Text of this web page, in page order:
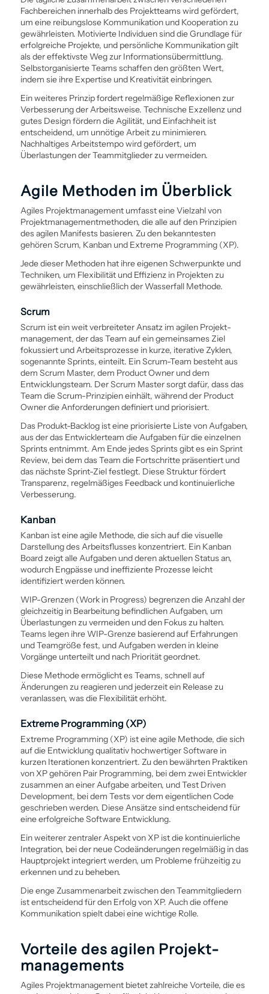
Fachbereichen innerhalb des Projektteams wird gefördert,
um eine reibungslose Kommunikation und Kooperation zu
gewährleisten. Motivierte Individuen sind die Grundlage für
erfolgreiche Projekte, und persönliche Kommunikation gilt
als der effektivste Weg zur Informationsübermittlung.
Selbstorganisierte Teams schaffen den größten Wert,
indem sie ihre Expertise und Kreativität einbringen.
Ein weiteres Prinzip fordert regelmäßige Reflexionen zur
Verbesserung der Arbeits­weise. Technische Exzellenz und
gutes Design fördern die Agilität, und Einfachheit ist
entscheidend, um unnötige Arbeit zu minimieren.
Nachhaltiges Arbeitstempo wird gefördert, um
Überlastungen der Teammitglieder zu vermeiden.
Agile Methoden im Überblick
Agiles Projekt­management umfasst eine Vielzahl von
Projekt­managementmethoden, die alle auf den Prinzipien
des agilen Manifests basieren. Zu den bekanntesten
gehören Scrum, Kanban und Extreme Programming (XP).
Jede dieser Methoden hat ihre eigenen Schwerpunkte und
Techniken, um Flexibilität und Effizienz in Projekten zu
gewährleisten, einschließlich der Wasserfall Methode.
Scrum
Scrum ist ein weit verbreiteter Ansatz im agilen Projekt­
management, der das Team auf ein gemeinsames Ziel
fokussiert und Arbeits­prozesse in kurze, iterative Zyklen,
sogenannte Sprints, einteilt. Ein Scrum-Team besteht aus
dem Scrum Master, dem Product Owner und dem
Entwicklungsteam. Der Scrum Master sorgt dafür, dass das
Team die Scrum-Prinzipien einhält, während der Product
Owner die Anforderungen definiert und priorisiert.
Das Produkt-Backlog ist eine priorisierte Liste von Aufgaben,
aus der das Entwicklerteam die Aufgaben für die einzelnen
Sprints entnimmt. Am Ende jedes Sprints gibt es ein Sprint
Review, bei dem das Team die Fortschritte präsentiert und
das nächste Sprint-Ziel festlegt. Diese Struktur fördert
Transparenz, regelmäßiges Feedback und kontinuierliche
Verbesserung.
Kanban
Kanban ist eine agile Methode, die sich auf die visuelle
Darstellung des Arbeitsflusses konzentriert. Ein Kanban
Board zeigt alle Aufgaben und deren aktuellen Status an,
wodurch Engpässe und ineffiziente Prozesse leicht
identifiziert werden können.
WIP-Grenzen (Work in Progress) begrenzen die Anzahl der
gleichzeitig in Bearbeitung befindlichen Aufgaben, um
Überlastungen zu vermeiden und den Fokus zu halten.
Teams legen ihre WIP-Grenze basierend auf Erfahrungen
und Teamgröße fest, und Aufgaben werden in kleine
Vorgänge unterteilt und nach Priorität geordnet.
Diese Methode ermöglicht es Teams, schnell auf
Änderungen zu reagieren und jederzeit ein Release zu
veranlassen, was die Flexibilität erhöht.
Extreme Programming (XP)
Extreme Programming (XP) ist eine agile Methode, die sich
auf die Entwicklung qualitativ hochwertiger Software in
kurzen Iterationen konzentriert. Zu den bewährten Praktiken
von XP gehören Pair Programming, bei dem zwei Entwickler
zusammen an einer Aufgabe arbeiten, und Test Driven
Development, bei dem Tests vor dem eigentlichen Code
geschrieben werden. Diese Ansätze sind entscheidend für
eine erfolgreiche Software Entwicklung.
Ein weiterer zentraler Aspekt von XP ist die kontinuierliche
Integration, bei der neue Codeänderungen regelmäßig in das
Hauptprojekt integriert werden, um Probleme frühzeitig zu
erkennen und zu beheben.
Die enge Zusammenarbeit zwischen den Teammitgliedern
ist entscheidend für den Erfolg von XP. Auch die offene
Kommunikation spielt dabei eine wichtige Rolle.
Vorteile des agilen Projekt­
managements
Agiles Projekt­management bietet zahlreiche Vorteile, die es